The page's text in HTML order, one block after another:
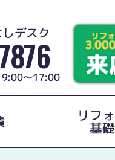
デスク
～17:00
リフ
基